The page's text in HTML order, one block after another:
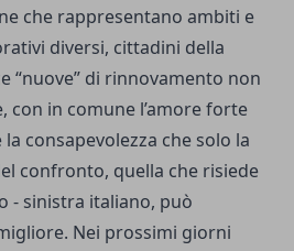
che rappresentano ambiti e
diversi, cittadini della
“nuove” di rinnovamento non
con in comune l’amore forte
consapevolezza che solo la
confronto, quella che risiede
- sinistra italiano, può
Nei prossimi giorni